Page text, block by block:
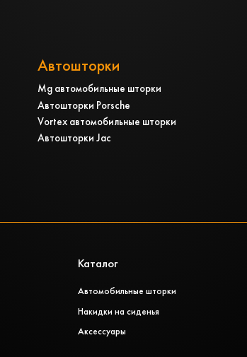
Автошторки
Mg автомобильные шторки
Автошторки Porsche
Vortex автомобильные шторки
Автошторки Jac
Каталог
Автомобильные шторки
Накидки на сиденья
Аксессуары